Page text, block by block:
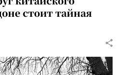
стоит тайная